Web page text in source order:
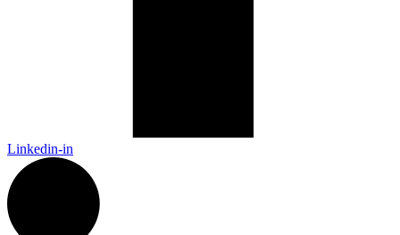
Linkedin-in